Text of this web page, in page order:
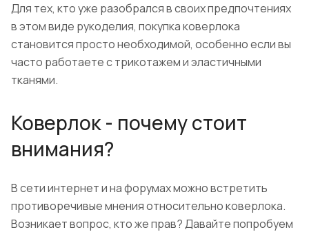
Для тех, кто уже разобрался в своих предпочтениях
в этом виде рукоделия, покупка коверлока
становится просто необходимой, особенно если вы
часто работаете с трикотажем и эластичными
тканями.
Коверлок - почему стоит
внимания?
В сети интернет и на форумах можно встретить
противоречивые мнения относительно коверлока.
Возникает вопрос, кто же прав? Давайте попробуем